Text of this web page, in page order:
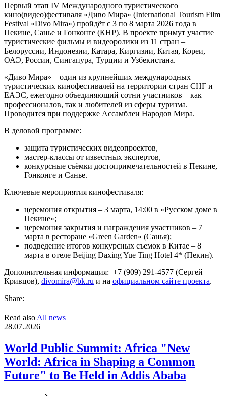
Первый этап IV Международного туристического
кино(видео)фестиваля «Диво Мира» (International Tourism Film
Festival «Divo Mira») пройдёт с 3 по 8 марта 2026 года в
Пекине, Санье и Гонконге (КНР). В проекте примут участие
туристические фильмы и видеоролики из 11 стран –
Белоруссии, Индонезии, Катара, Киргизии, Китая, Кореи,
ОАЭ, России, Сингапура, Турции и Узбекистана.
«Диво Мира» – один из крупнейших международных
туристических кинофестивалей на территории стран СНГ и
ЕАЭС, ежегодно объединяющий сотни участников – как
профессионалов, так и любителей из сферы туризма.
Проводится при поддержке Ассамблеи Народов Мира.
В деловой программе:
защита туристических видеопроектов,
мастер-классы от известных экспертов,
конкурсные съёмки достопримечательностей в Пекине,
Гонконге и Санье.
Ключевые мероприятия кинофестиваля:
церемония открытия – 3 марта, 14:00 в «Русском доме в
Пекине»;
церемония закрытия и награждения участников – 7
марта в ресторане «Green Garden» (Санья);
подведение итогов конкурсных съемок в Китае – 8
марта в отеле Beijing Daxing Yue Ting Hotel 4* (Пекин).
Дополнительная информация: +7 (909) 291-4577 (Сергей
Кривцов), divomira@bk.ru и на официальном сайте проекта.
Share:
Read also All news
28.07.2026
World Public Summit: Africa "New
World: Africa in Shaping a Common
Future" to Be Held in Addis Ababa